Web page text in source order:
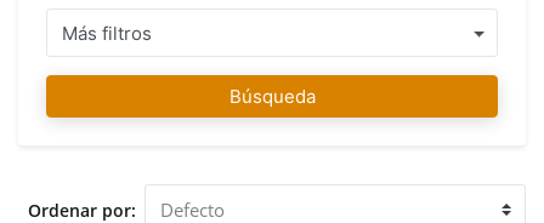
Más filtros
Búsqueda
Ordenar por: